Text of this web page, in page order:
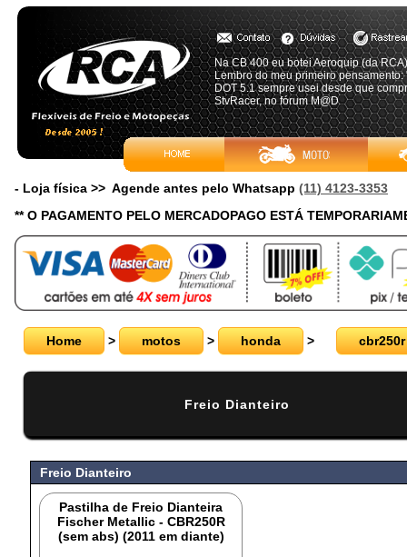
Na CB 400 eu botei Aeroquip (da
Lembro do meu primeiro
DOT 5.1 sempre usei desde que
StvRacer, no fórum M@D
- Loja física >> Agende antes pelo Whatsapp (11) 4123-3353
** O PAGAMENTO PELO MERCADOPAGO ESTÁ
Home > motos > honda > cbr250r
Freio Dianteiro
Freio Dianteiro
Pastilha de Freio Dianteira
Fischer Metallic - CBR250R
(sem abs) (2011 em diante)